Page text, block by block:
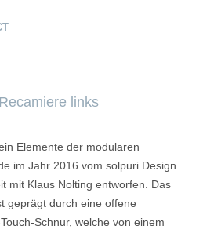
links
Elemente der modularen
im Jahr 2016 vom solpuri Design
mit Klaus Nolting entworfen. Das
geprägt durch eine offene
Schnur, welche von einem